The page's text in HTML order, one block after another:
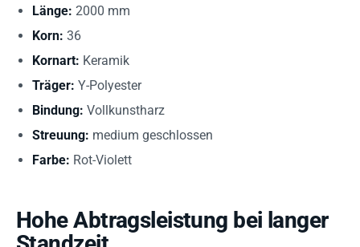
Länge: 2000 mm
Korn: 36
Kornart: Keramik
Träger: Y-Polyester
Bindung: Vollkunstharz
Streuung: medium geschlossen
Farbe: Rot-Violett
Hohe Abtragsleistung bei langer